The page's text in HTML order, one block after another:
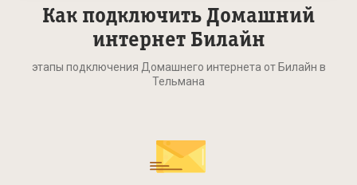
Как подключить Домашний
интернет Билайн
этапы подключения Домашнего интернета от Билайн в
Тельмана